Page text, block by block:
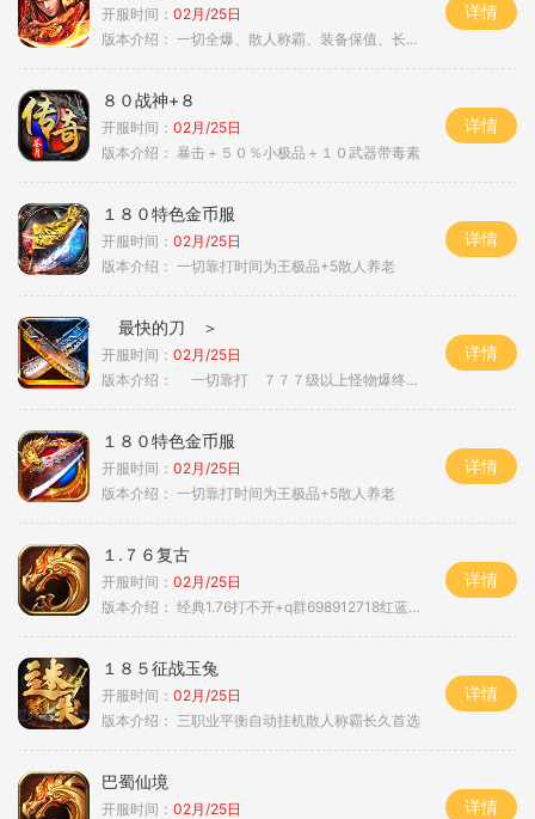
开服时间： 02月/25日
版本介绍： 一切全爆、散人称霸、装备保值、长期耐玩
详情
８０战神+８
开服时间： 02月/25日
版本介绍： 暴击＋５０％小极品＋１０武器带毒素
详情
１８０特色金币服
开服时间： 02月/25日
版本介绍： 一切靠打时间为王极品+5散人养老
详情
最快的刀 ＞
开服时间： 02月/25日
版本介绍：
一切靠打 ７７７级以上怪物爆终极 ＞
详情
１８０特色金币服
开服时间： 02月/25日
版本介绍： 一切靠打时间为王极品+5散人养老
详情
１.７６复古
开服时间： 02月/25日
版本介绍： 经典1.76打不开+q群698912718红蓝毒符免费
详情
１８５征战玉兔
开服时间： 02月/25日
版本介绍： 三职业平衡自动挂机散人称霸长久首选
详情
巴蜀仙境
开服时间： 02月/25日
详情